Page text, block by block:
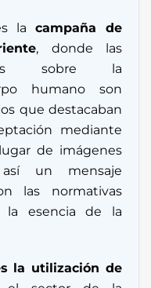
la campaña de
, donde las
sobre la
humano son
que destacaban
mediante
de imágenes
así un mensaje
las normativas
la esencia de la
la utilización de